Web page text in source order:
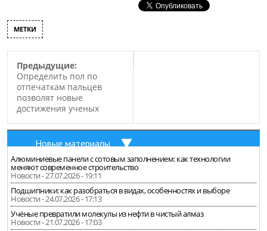
МЕТКИ
Предыдущие:
Определить пол по
отпечаткам пальцев
позволят новые
достижения ученых
Новые материалы
Алюминиевые панели с сотовым заполнением: как технологии
меняют современное строительство
Новости - 27.07.2026 - 19:11
Подшипники: как разобраться в видах, особенностях и выборе
Новости - 24.07.2026 - 17:13
Учёные превратили молекулы из нефти в чистый алмаз
Новости - 21.07.2026 - 17:03